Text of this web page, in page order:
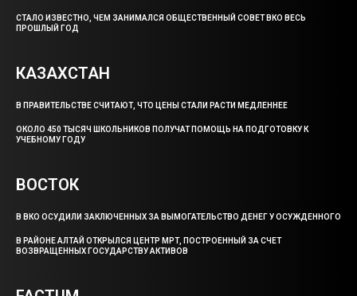
СТАЛО ИЗВЕСТНО, ЧЕМ ЗАНИМАЛСЯ ОБЩЕСТВЕННЫЙ СОВЕТ ВКО ВЕСЬ
ПРОШЛЫЙ ГОД
КАЗАХСТАН
В ПРАВИТЕЛЬСТВЕ СЧИТАЮТ, ЧТО ЦЕНЫ СТАЛИ РАСТИ МЕДЛЕННЕЕ
ОКОЛО 450 ТЫСЯЧ ШКОЛЬНИКОВ ПОЛУЧАТ ПОМОЩЬ НА ПОДГОТОВКУ К
УЧЕБНОМУ ГОДУ
ВОСТОК
В ВКО ОСУДИЛИ ЗАКЛЮЧЕННЫХ ЗА ВЫМОГАТЕЛЬСТВО ДЕНЕГ У ОСУЖДЕННОГО
В РАЙОНЕ АЛТАЙ ОТКРЫЛСЯ ЦЕНТР МРТ, ПОСТРОЕННЫЙ ЗА СЧЕТ
ВОЗВРАЩЕННЫХ ГОСУДАРСТВУ АКТИВОВ